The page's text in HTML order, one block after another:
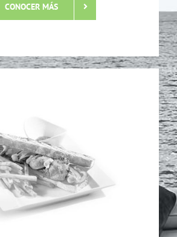
CONOCER MÁS